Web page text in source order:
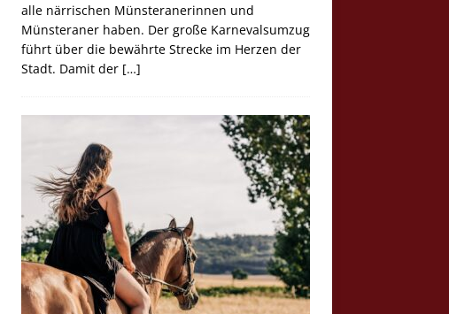
alle närrischen Münsteranerinnen und
Münsteraner haben. Der große Karnevalsumzug
führt über die bewährte Strecke im Herzen der
Stadt. Damit der […]